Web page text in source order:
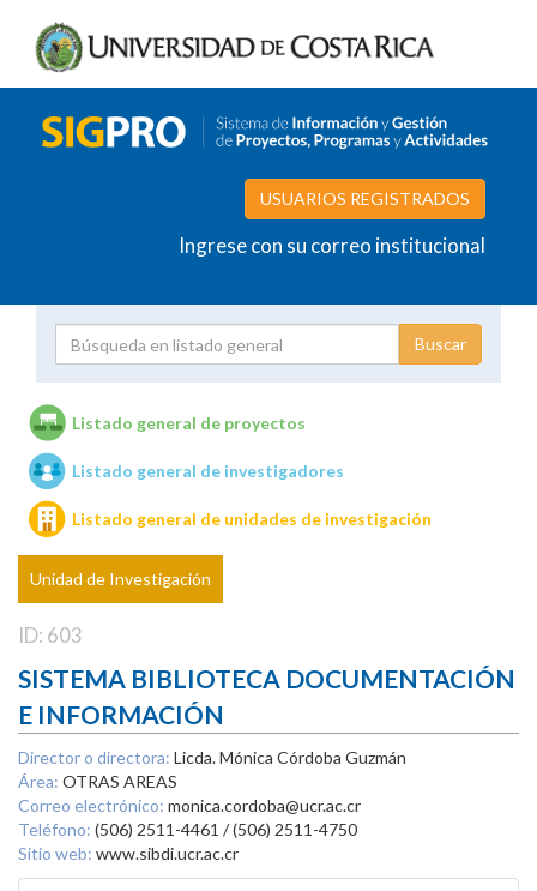
USUARIOS REGISTRADOS
Ingrese con su correo institucional
Unidades de investigación
Listado general de proyectos
Listado general de investigadores
Listado general de unidades de investigación
Unidad de Investigación
ID: 603
SISTEMA BIBLIOTECA DOCUMENTACIÓN
E INFORMACIÓN
Director o directora: Licda. Mónica Córdoba Guzmán
Área: OTRAS AREAS
Correo electrónico: monica.cordoba@ucr.ac.cr
Teléfono: (506) 2511-4461 / (506) 2511-4750
Sitio web: www.sibdi.ucr.ac.cr